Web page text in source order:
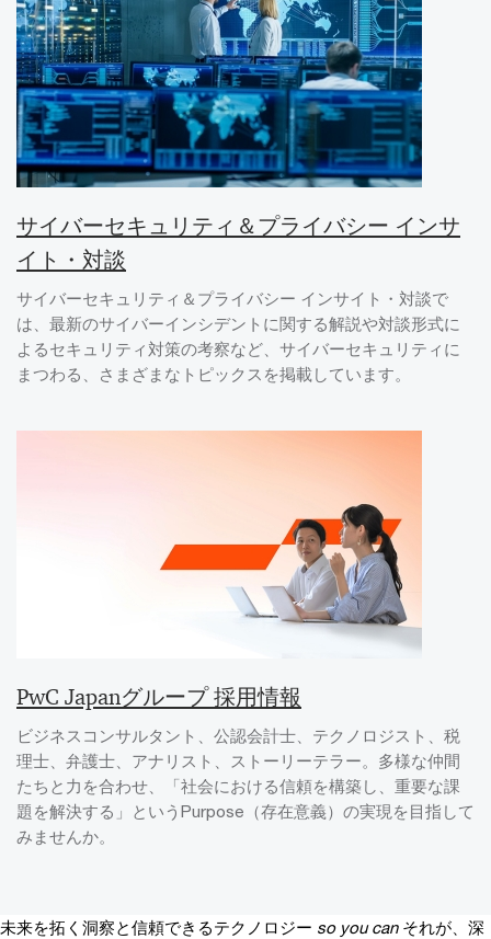
サイバーセキュリティ＆プライバシー インサ
イト・対談
サイバーセキュリティ＆プライバシー インサイト・対談で
は、最新のサイバーインシデントに関する解説や対談形式に
よるセキュリティ対策の考察など、サイバーセキュリティに
まつわる、さまざまなトピックスを掲載しています。
PwC Japanグループ 採用情報
ビジネスコンサルタント、公認会計士、テクノロジスト、税
理士、弁護士、アナリスト、ストーリーテラー。多様な仲間
たちと力を合わせ、「社会における信頼を構築し、重要な課
題を解決する」というPurpose（存在意義）の実現を目指して
みませんか。
未来を拓く洞察と信頼できるテクノロジー so you can それが、深